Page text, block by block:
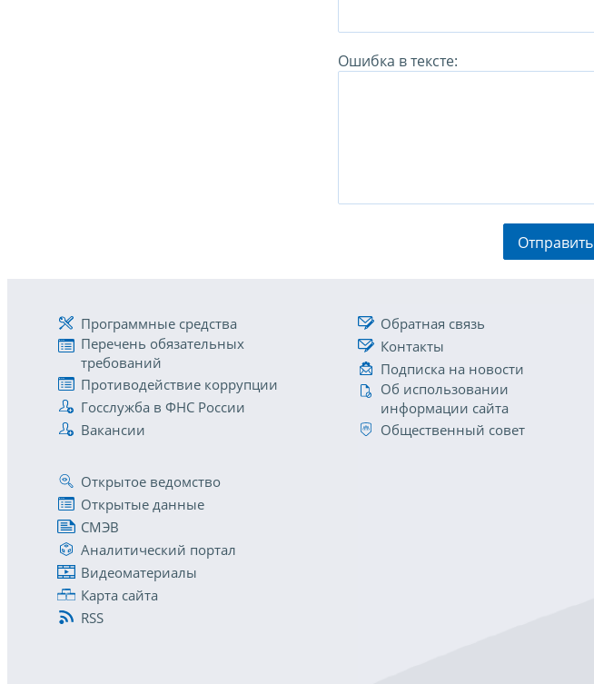
Ошибка в тексте:
Отправить
Программные средства
Перечень обязательных
требований
Противодействие коррупции
Госслужба в ФНС России
Вакансии
Обратная связь
Контакты
Подписка на новости
Об использовании
информации сайта
Общественный совет
Открытое ведомство
Открытые данные
СМЭВ
Аналитический портал
Видеоматериалы
Карта сайта
RSS